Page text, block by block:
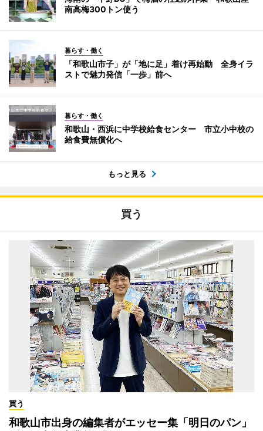
南高梅300トン使う
暮らす・働く
「和歌山市子」が「地に足」着け再始動 全身イラ
ストで魅力発信「一歩」前へ
暮らす・働く
和歌山・西浜に中学校給食センター 市立小中校の
給食費無償化へ
もっと見る
買う
買う
和歌山市出身の編集者がエッセー集「明日のパン」